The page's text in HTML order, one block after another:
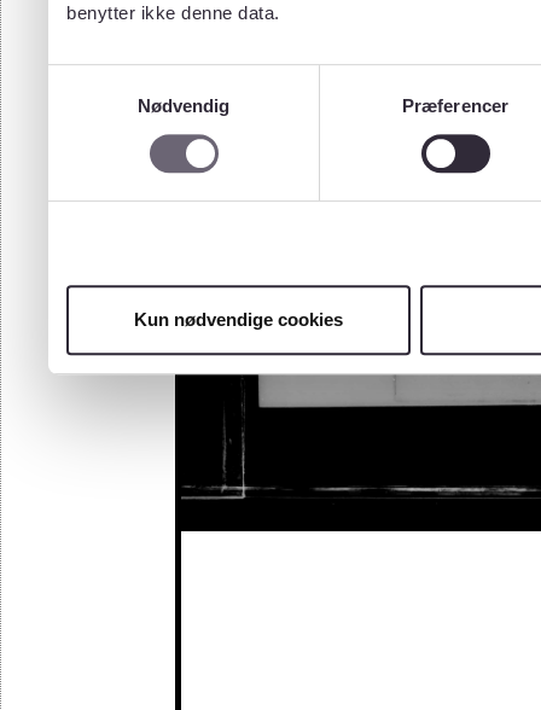
benytter ikke denne data.
Nødvendig
Præferencer
Kun nødvendige cookies